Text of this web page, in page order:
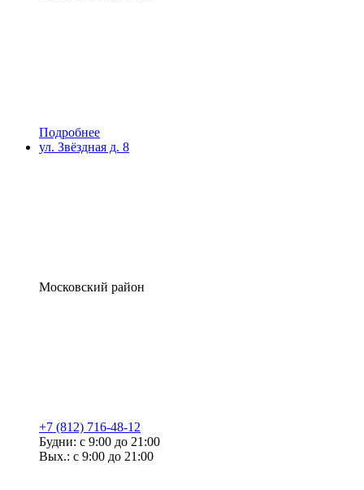
Подробнее
ул. Звёздная д. 8
Московский район
+7 (812) 716-48-12
Будни: с 9:00 до 21:00
Вых.: с 9:00 до 21:00